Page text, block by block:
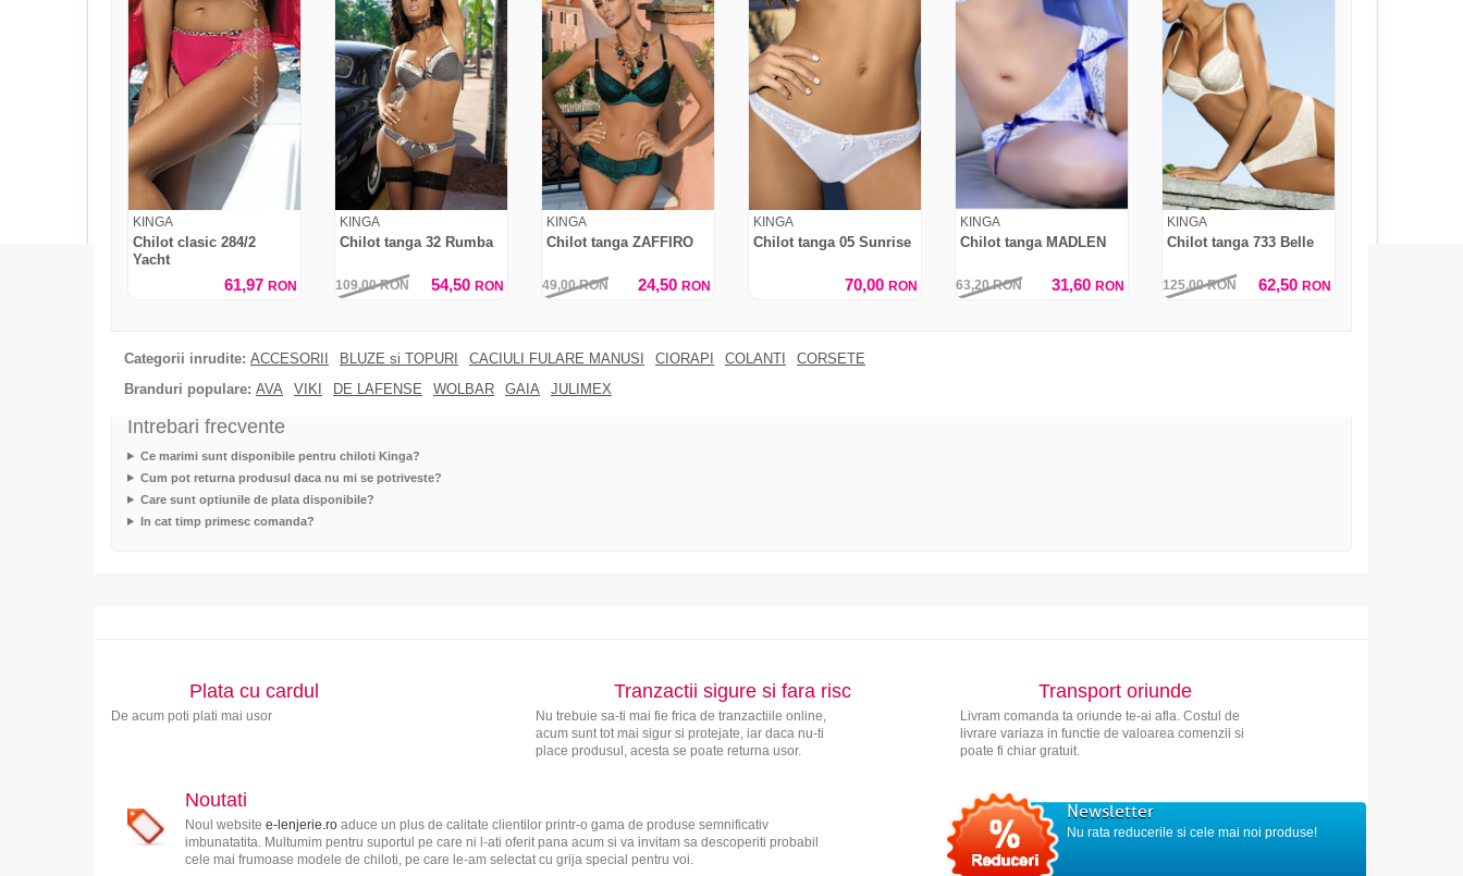
KINGA
Chilot clasic 284/2
Yacht
61,97 RON
KINGA
Chilot tanga 32 Rumba
109,00RON 54,50 RON
KINGA
Chilot tanga ZAFFIRO
49,00RON 24,50 RON
KINGA
Chilot tanga 05 Sunrise
70,00 RON
KINGA
Chilot tanga MADLEN
63,20RON 31,60 RON
KINGA
Chilot tanga 733 Belle
125,00RON 62,50 RON
Categorii inrudite: ACCESORII BLUZE si TOPURI CACIULI FULARE MANUSI CIORAPI COLANTI
CORSETE
Branduri populare: AVA VIKI DE LAFENSE WOLBAR GAIA JULIMEX
Intrebari frecvente
Ce marimi sunt disponibile pentru chiloti Kinga?
Cum pot returna produsul daca nu mi se potriveste?
Care sunt optiunile de plata disponibile?
In cat timp primesc comanda?
Plata cu cardul
De acum poti plati mai usor
Tranzactii sigure si fara risc
Nu trebuie sa-ti mai fie frica de tranzactiile online,
acum sunt tot mai sigur si protejate, iar daca nu-ti
place produsul, acesta se poate returna usor.
Transport oriunde
Livram comanda ta oriunde te-ai afla. Costul de
livrare variaza in functie de valoarea comenzii si
poate fi chiar gratuit.
Noutati
Noul website e-lenjerie.roaduce un plus de calitate clientilor printr-o gama de produse semnificativ
imbunatatita. Multumim pentru suportul pe care ni l-ati oferit pana acum si va invitam sa descoperiti probabil
cele mai frumoase modele de chiloti, pe care le-am selectat cu grija special pentru voi.
Newsletter
Nu rata reducerile si cele mai noi produse!